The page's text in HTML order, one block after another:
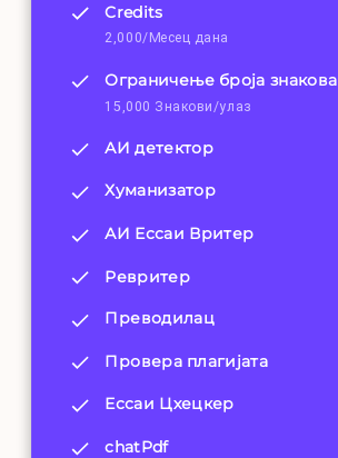
Credits
2,000/Месец дана
Ограничење броја знакова
15,000 Знакови/улаз
АИ детектор
Хуманизатор
АИ Ессаи Вритер
Ревритер
Преводилац
Провера плагијата
Ессаи Цхецкер
chatPdf